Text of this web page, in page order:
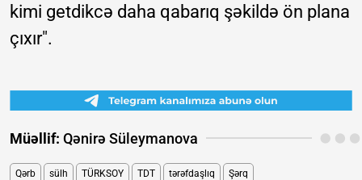
kimi getdikcə daha qabarıq şəkildə ön plana
çıxır".
Müəllif: Qənirə Süleymanova
Qərb sülh TÜRKSOY TDT tərəfdaşlıq
Şərq